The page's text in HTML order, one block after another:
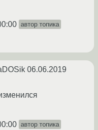
автор топика
06.06.2019
автор топика